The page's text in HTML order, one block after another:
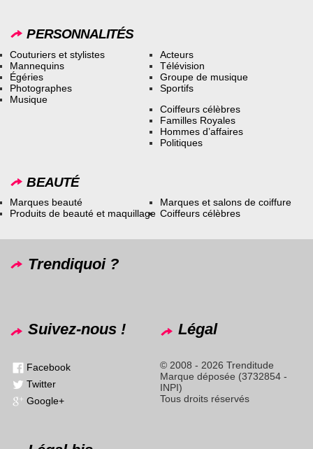
PERSONNALITÉS
Couturiers et stylistes
Mannequins
Égéries
Photographes
Musique
Acteurs
Télévision
Groupe de musique
Sportifs
Coiffeurs célèbres
Familles Royales
Hommes d’affaires
Politiques
BEAUTÉ
Marques beauté
Produits de beauté et maquillage
Marques et salons de coiffure
Coiffeurs célèbres
Trendiquoi ?
Suivez-nous !
Facebook
Twitter
Google+
Légal
© 2008 - 2026 Trenditude
Marque déposée (3732854 -
INPI)
Tous droits réservés